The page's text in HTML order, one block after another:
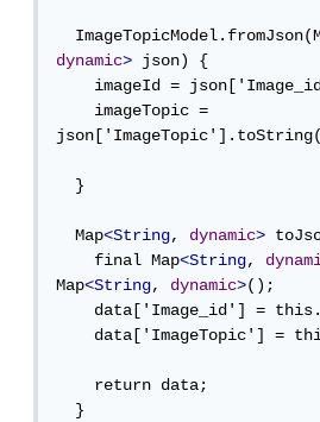
dynamic> json) {
    imageId = json['Image_id'].toString();
    imageTopic =
  }
  Map
<String, dynamic>
    final Map
<String,
Map<String, dynamic>();
    data['Image_id'] = this.imageId;
    data['ImageTopic'] = this.imageTopic;
    return data;
  }